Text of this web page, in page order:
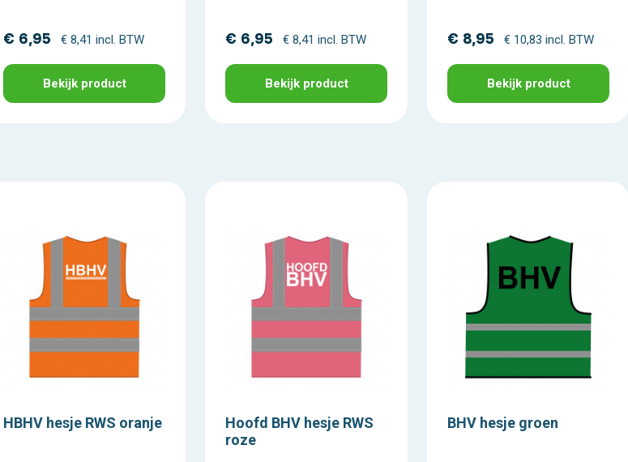
€ 6,95 € 8,41 incl. BTW
Bekijk product
€ 6,95 € 8,41 incl. BTW
Bekijk product
€ 8,95 € 10,83 incl. BTW
Bekijk product
HBHV hesje RWS oranje
Hoofd BHV hesje RWS
roze
BHV hesje groen